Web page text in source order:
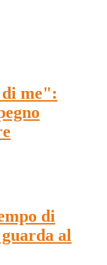
di me":
di
al